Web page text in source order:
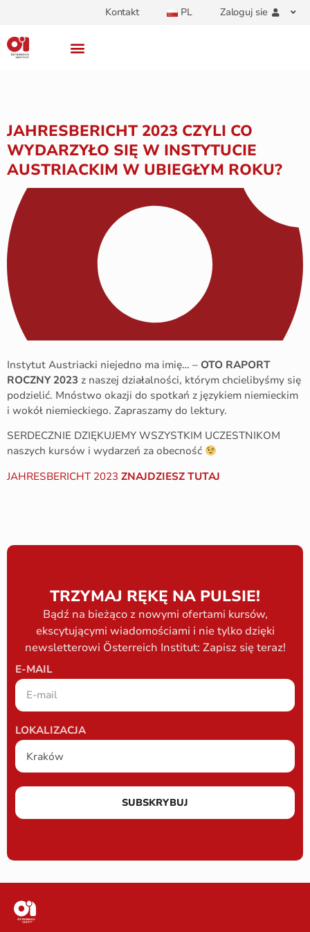
Kontakt PL Zaloguj sie
JAHRESBERICHT 2023 CZYLI CO
WYDARZYŁO SIĘ W INSTYTUCIE
AUSTRIACKIM W UBIEGŁYM ROKU?
Instytut Austriacki niejedno ma imię… – OTO RAPORT
ROCZNY 2023 z naszej działalności, którym chcielibyśmy się
podzielić. Mnóstwo okazji do spotkań z językiem niemieckim
i wokół niemieckiego. Zapraszamy do lektury.
SERDECZNIE DZIĘKUJEMY WSZYSTKIM UCZESTNIKOM
naszych kursów i wydarzeń za obecność
JAHRESBERICHT 2023 ZNAJDZIESZ TUTAJ
TRZYMAJ RĘKĘ NA PULSIE!
Bądź na bieżąco z nowymi ofertami kursów,
ekscytującymi wiadomościami i nie tylko dzięki
newsletterowi Österreich Institut: Zapisz się teraz!
E-MAIL
LOKALIZACJA
SUBSKRYBUJ